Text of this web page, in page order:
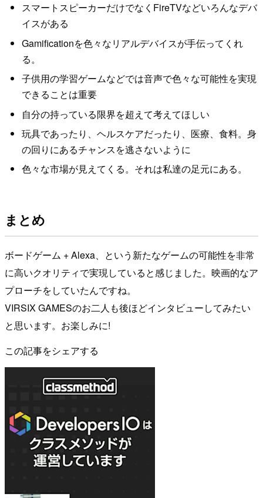
スマートスピーカーだけでなくFireTVなどいろんなデバ
イスがある
Gamificationを色々なリアルデバイスが手伝ってくれ
る。
子供用の学習ゲームなどでは音声で色々な可能性を実現
できることは重要
自分の持っている限界を超えて考えてほしい
玩具であったり、ヘルスケアだったり、医療、食料。身
の回りにあるチャンスを逃さないように
色々な市場が見えてくる。それは私達の足元にある。
まとめ
ボードゲーム + Alexa、という新たなゲームの可能性を非常
に高いクオリティで実現していると感じました。映画的なア
プローチをしていたんですね。
VIRSIX GAMESのお二人も後ほどインタビューしてみたい
と思います。お楽しみに!
この記事をシェアする